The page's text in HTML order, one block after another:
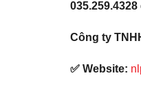
035.259.4328
Công ty
✅ Website: